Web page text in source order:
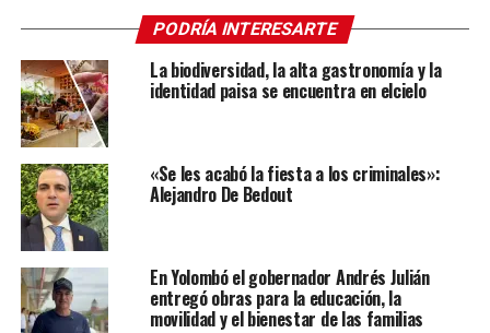
PODRÍA INTERESARTE
La biodiversidad, la alta gastronomía y la
identidad paisa se encuentra en elcielo
«Se les acabó la fiesta a los criminales»:
Alejandro De Bedout
En Yolombó el gobernador Andrés Julián
entregó obras para la educación, la
movilidad y el bienestar de las familias